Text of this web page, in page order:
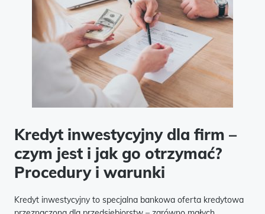
Kredyt inwestycyjny dla firm –
czym jest i jak go otrzymać?
Procedury i warunki
Kredyt inwestycyjny to specjalna bankowa oferta kredytowa